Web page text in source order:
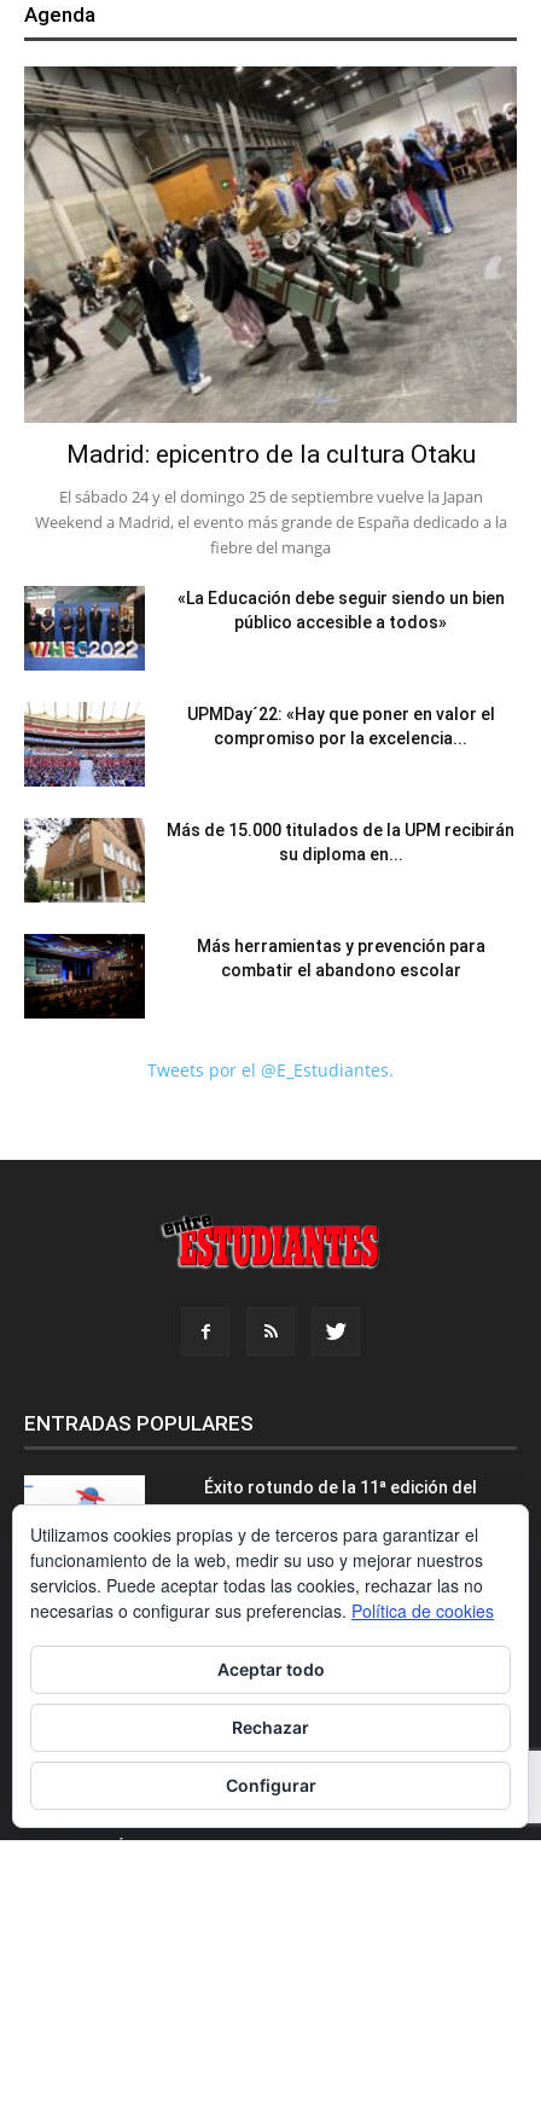
Agenda
Madrid: epicentro de la cultura Otaku
El sábado 24 y el domingo 25 de septiembre vuelve la Japan
Weekend a Madrid, el evento más grande de España dedicado a la
fiebre del manga
«La Educación debe seguir siendo un bien
público accesible a todos»
UPMDay´22: «Hay que poner en valor el
compromiso por la excelencia...
Más de 15.000 titulados de la UPM recibirán
su diploma en...
Más herramientas y prevención para
combatir el abandono escolar
Tweets por el @E_Estudiantes.
ENTRADAS POPULARES
Éxito rotundo de la 11ª edición del
International Recruitment Forum
La nueva reválida de Bachillerato: seis
asignaturas para sumar 14 puntos
Francisco José Flores Pérez, nuevo
CATEGORÍA POPULAR
Utilizamos cookies propias y de terceros para garantizar el
funcionamiento de la web, medir su uso y mejorar nuestros
servicios. Puede aceptar todas las cookies, rechazar las no
necesarias o configurar sus preferencias. Política de cookies
Aceptar todo
Rechazar
Configurar